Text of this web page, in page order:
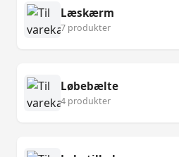
Læskærm
7 produkter
Løbebælte
4 produkter